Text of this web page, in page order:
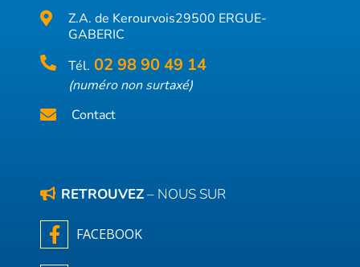
Z.A. de Kerourvois29500 ERGUE-
GABERIC
Tél. 02 98 90 49 14
(numéro non surtaxé)
Contact
RETROUVEZ– NOUS SUR
FACEBOOK